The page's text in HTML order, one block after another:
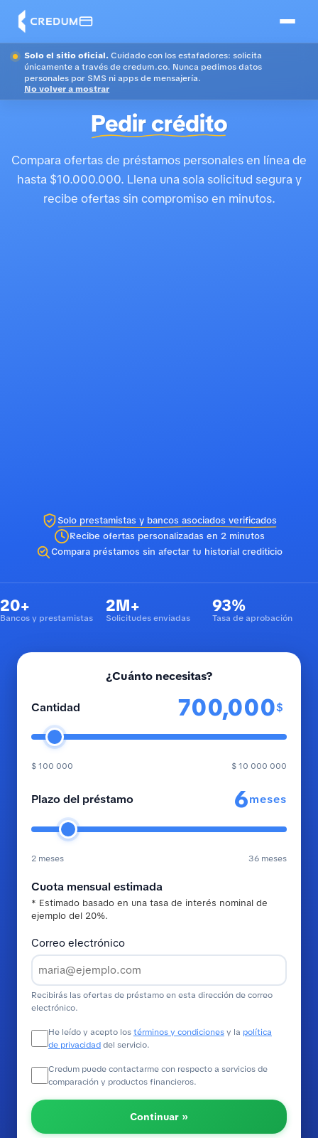
Solo el sitio oficial. Cuidado con los estafadores: solicita
únicamente a través de credum.co. Nunca pedimos datos
personales por SMS ni apps de mensajería.
No volver a mostrar
Pedir crédito
Compara ofertas de préstamos personales en línea de
hasta $10.000.000. Llena una sola solicitud segura y
recibe ofertas sin compromiso en minutos.
Solo prestamistas y bancos asociados verificados
Recibe ofertas personalizadas en 2 minutos
Compara préstamos sin afectar tu historial crediticio
20+
Bancos y prestamistas
2M+
Solicitudes enviadas
93%
Tasa de aprobación
¿Cuánto necesitas?
Cantidad $
$ 100 000 $ 10 000 000
Plazo del préstamo meses
2 meses 36 meses
Cuota mensual estimada
* Estimado basado en una tasa de interés nominal de
ejemplo del 20%.
Correo electrónico
Recibirás las ofertas de préstamo en esta dirección de correo
electrónico.
He leído y acepto lostérminos y condicionesy la política
de privacidaddel servicio.
Credum puede contactarme con respecto a servicios de
comparación y productos financieros.
Continuar »